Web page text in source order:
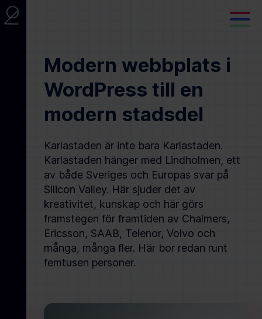
Modern webbplats i
WordPress till en
modern stadsdel
Karlastaden är inte bara Karlastaden.
Karlastaden hänger med Lindholmen, ett
av både Sveriges och Europas svar på
Silicon Valley. Här sjuder det av
kreativitet, kunskap och här görs
framstegen för framtiden av Chalmers,
Ericsson, SAAB, Telenor, Volvo och
många, många fler. Här bor redan runt
femtusen personer.